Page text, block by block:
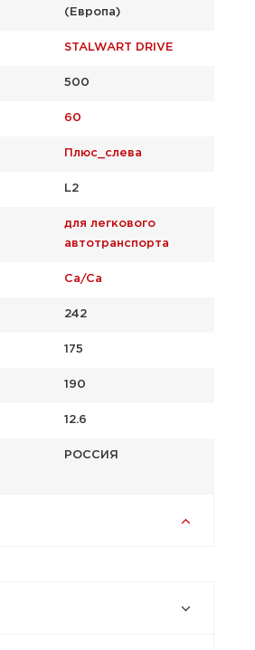
(Европа)
STALWART DRIVE
500
60
Плюс_слева
L2
для легкового
автотранспорта
Ca/Ca
242
175
190
12.6
РОССИЯ